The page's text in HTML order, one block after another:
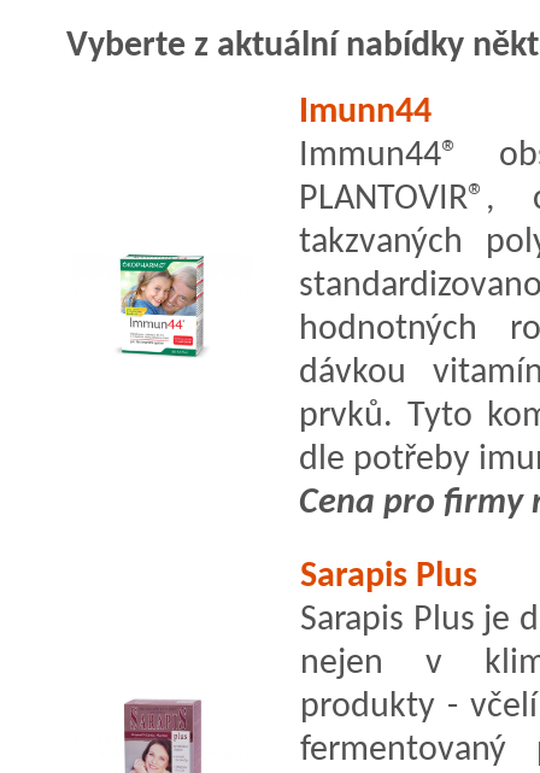
Vyberte z aktuální nabídky
Imunn44
Immun44®
takzvaných
hodnotných
dávkou
prvků. Tyto
dle potřeby
Cena pro firmy
Sarapis Plus
Sarapis Plus je
nejen v
produkty -